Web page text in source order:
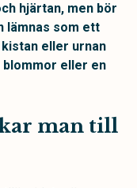
hjärtan, men bör
lämnas som ett
eller urnan
eller en
man till